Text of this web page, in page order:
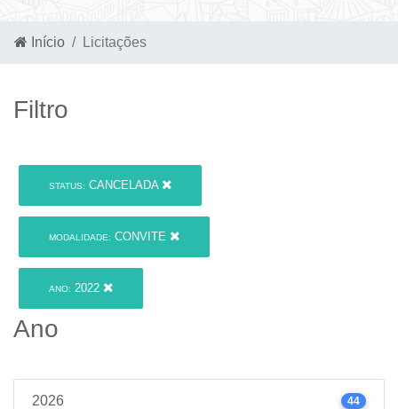
Início Licitações
Filtro
STATUS: CANCELADA
MODALIDADE: CONVITE
ANO: 2022
Ano
2026 44